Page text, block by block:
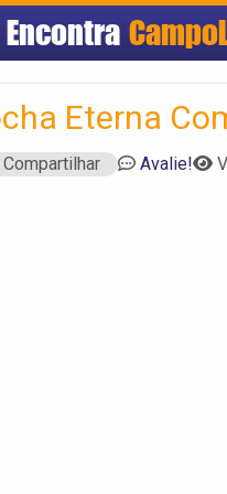
Encontra
Eterna
Compartilhar Avalie!